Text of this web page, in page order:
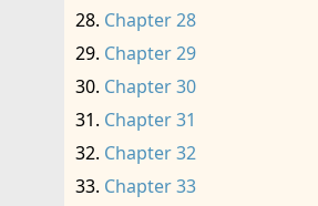
Chapter 28
Chapter 29
Chapter 30
Chapter 31
Chapter 32
Chapter 33